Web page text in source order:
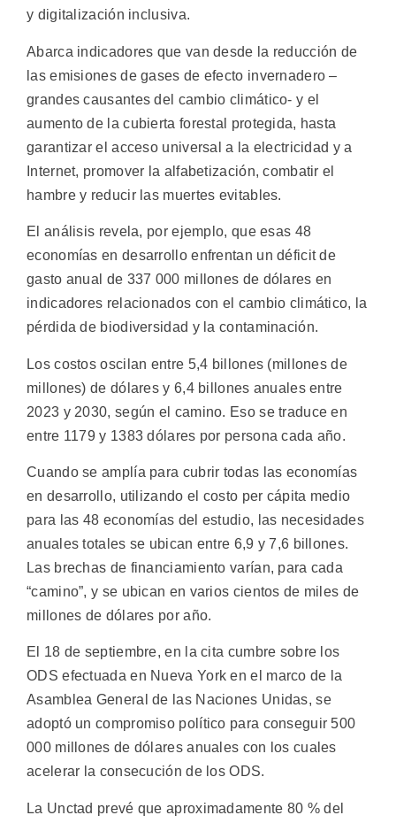
y digitalización inclusiva.
Abarca indicadores que van desde la reducción de
las emisiones de gases de efecto invernadero –
grandes causantes del cambio climático- y el
aumento de la cubierta forestal protegida, hasta
garantizar el acceso universal a la electricidad y a
Internet, promover la alfabetización, combatir el
hambre y reducir las muertes evitables.
El análisis revela, por ejemplo, que esas 48
economías en desarrollo enfrentan un déficit de
gasto anual de 337 000 millones de dólares en
indicadores relacionados con el cambio climático, la
pérdida de biodiversidad y la contaminación.
Los costos oscilan entre 5,4 billones (millones de
millones) de dólares y 6,4 billones anuales entre
2023 y 2030, según el camino. Eso se traduce en
entre 1179 y 1383 dólares por persona cada año.
Cuando se amplía para cubrir todas las economías
en desarrollo, utilizando el costo per cápita medio
para las 48 economías del estudio, las necesidades
anuales totales se ubican entre 6,9 y 7,6 billones.
Las brechas de financiamiento varían, para cada
“camino”, y se ubican en varios cientos de miles de
millones de dólares por año.
El 18 de septiembre, en la cita cumbre sobre los
ODS efectuada en Nueva York en el marco de la
Asamblea General de las Naciones Unidas, se
adoptó un compromiso político para conseguir 500
000 millones de dólares anuales con los cuales
acelerar la consecución de los ODS.
La Unctad prevé que aproximadamente 80 % del